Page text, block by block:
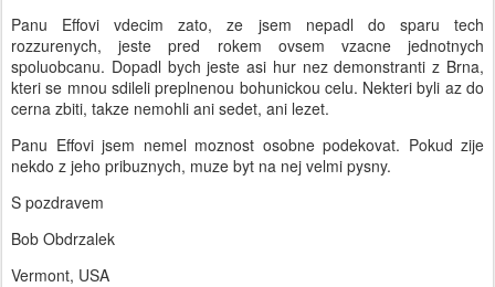
Panu Effovi vdecim zato, ze jsem nepadl do sparu tech
rozzurenych, jeste pred rokem ovsem vzacne jednotnych
spoluobcanu. Dopadl bych jeste asi hur nez demonstranti z Brna,
kteri se mnou sdileli preplnenou bohunickou celu. Nekteri byli az do
cerna zbiti, takze nemohli ani sedet, ani lezet.
Panu Effovi jsem nemel moznost osobne podekovat. Pokud zije
nekdo z jeho pribuznych, muze byt na nej velmi pysny.
S pozdravem
Bob Obdrzalek
Vermont, USA